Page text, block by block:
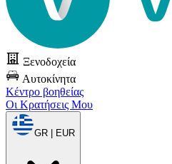
Ξενοδοχεία
Αυτοκίνητα
Κέντρο βοηθείας
Οι Κρατήσεις Μου
GR | EUR